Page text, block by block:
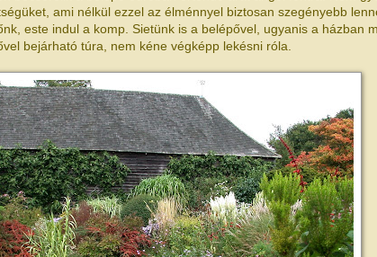
ami nélkül ezzel az élménnyel biztosan szegényebb
este indul a komp. Sietünk is a belépővel, ugyanis a házban
bejárható túra, nem kéne végképp lekésni róla.